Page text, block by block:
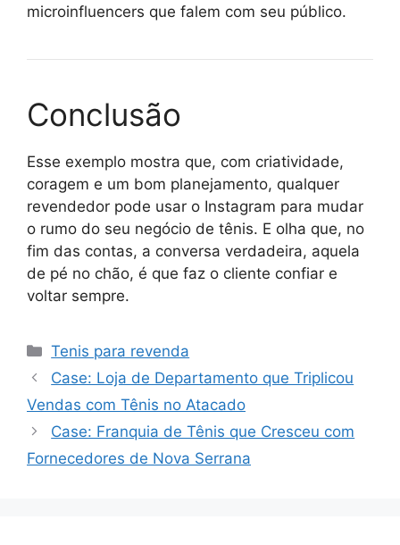
microinfluencers que falem com seu público.
Conclusão
Esse exemplo mostra que, com criatividade,
coragem e um bom planejamento, qualquer
revendedor pode usar o Instagram para mudar
o rumo do seu negócio de tênis. E olha que, no
fim das contas, a conversa verdadeira, aquela
de pé no chão, é que faz o cliente confiar e
voltar sempre.
Categorias
Tenis para revenda
Case: Loja de Departamento que Triplicou
Vendas com Tênis no Atacado
Case: Franquia de Tênis que Cresceu com
Fornecedores de Nova Serrana